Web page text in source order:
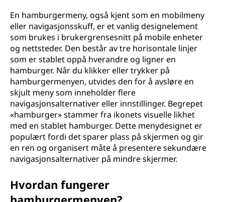
m
En hamburgermeny, også kjent som en mobilmeny
eller navigasjonsskuff, er et vanlig designelement
som brukes i brukergrensesnitt på mobile enheter
og nettsteder. Den består av tre horisontale linjer
som er stablet oppå hverandre og ligner en
hamburger. Når du klikker eller trykker på
hamburgermenyen, utvides den for å avsløre en
skjult meny som inneholder flere
navigasjonsalternativer eller innstillinger. Begrepet
«hamburger» stammer fra ikonets visuelle likhet
med en stablet hamburger. Dette menydesignet er
populært fordi det sparer plass på skjermen og gir
en ren og organisert måte å presentere sekundære
navigasjonsalternativer på mindre skjermer.
Hvordan fungerer